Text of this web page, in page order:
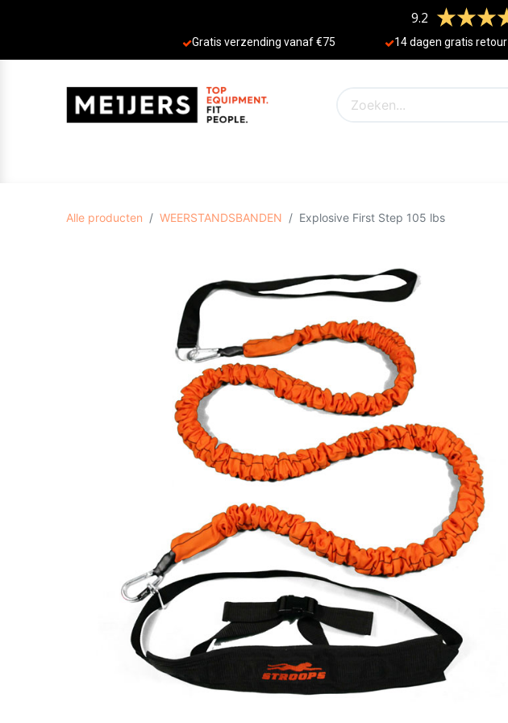
9.2
Gratis verzending vanaf €75 14 dagen gratis retour
Alle producten WEERSTANDSBANDEN Explosive First Step 105 lbs